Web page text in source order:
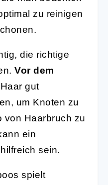
zu reinigen
die richtige
Vor dem
gut
um Knoten zu
von Haarbruch zu
ein
hilfreich sein.
spielt